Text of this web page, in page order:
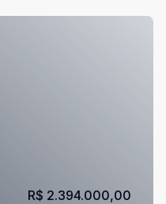
R$ 2.394.000,00